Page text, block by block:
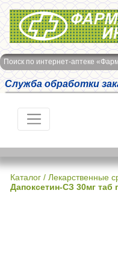
Интернет-аптека
Поиск по интернет-аптеке
Служба обработки
Каталог / Лекарственные
Дапоксетин-СЗ 30мг